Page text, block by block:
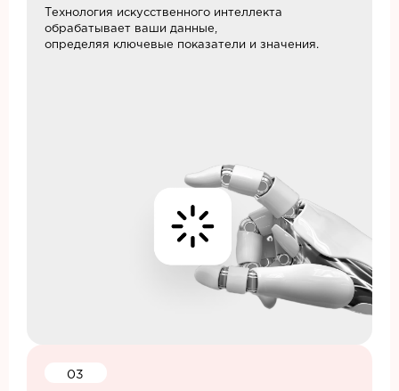
Технология искусственного интеллекта
обрабатывает ваши данные,
определяя ключевые показатели и значения.
03